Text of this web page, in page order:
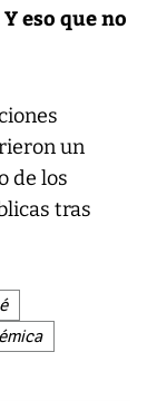
eso que no
un
de los
tras